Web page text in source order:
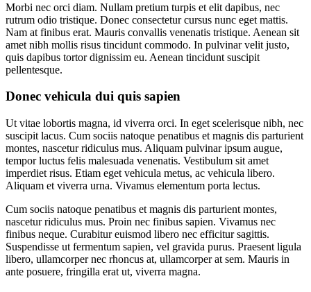
Morbi nec orci diam. Nullam pretium turpis et elit dapibus, nec
rutrum odio tristique. Donec consectetur cursus nunc eget mattis.
Nam at finibus erat. Mauris convallis venenatis tristique. Aenean sit
amet nibh mollis risus tincidunt commodo. In pulvinar velit justo,
quis dapibus tortor dignissim eu. Aenean tincidunt suscipit
pellentesque.
Donec vehicula dui quis sapien
Ut vitae lobortis magna, id viverra orci. In eget scelerisque nibh, nec
suscipit lacus. Cum sociis natoque penatibus et magnis dis parturient
montes, nascetur ridiculus mus. Aliquam pulvinar ipsum augue,
tempor luctus felis malesuada venenatis. Vestibulum sit amet
imperdiet risus. Etiam eget vehicula metus, ac vehicula libero.
Aliquam et viverra urna. Vivamus elementum porta lectus.
Cum sociis natoque penatibus et magnis dis parturient montes,
nascetur ridiculus mus. Proin nec finibus sapien. Vivamus nec
finibus neque. Curabitur euismod libero nec efficitur sagittis.
Suspendisse ut fermentum sapien, vel gravida purus. Praesent ligula
libero, ullamcorper nec rhoncus at, ullamcorper at sem. Mauris in
ante posuere, fringilla erat ut, viverra magna.